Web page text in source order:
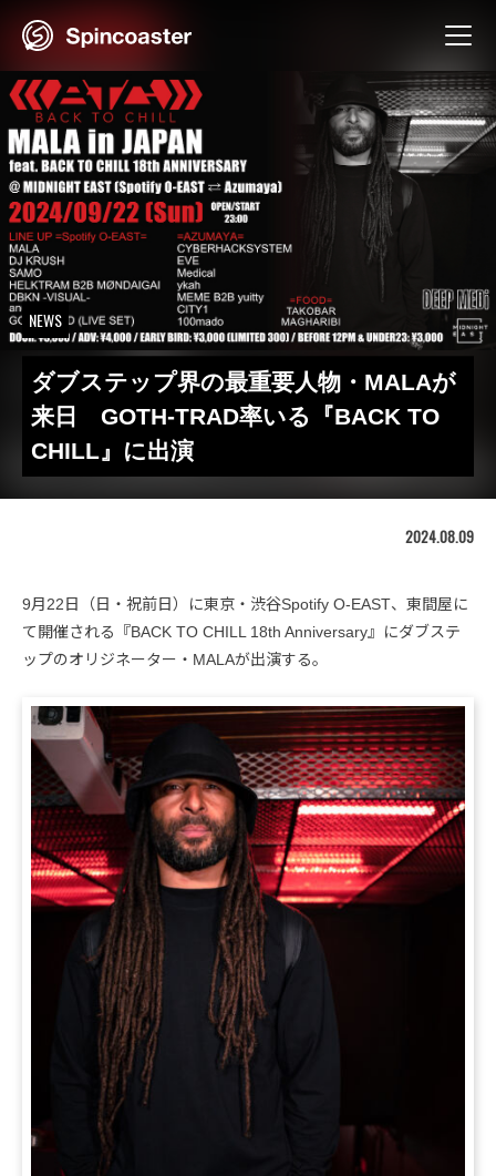
NEWS
ダブステップ界の最重要人物・MALAが
来日 GOTH-TRAD率いる『BACK TO
CHILL』に出演
2024.08.09
9月22日（日・祝前日）に東京・渋谷Spotify O-EAST、東間屋に
て開催される『BACK TO CHILL 18th Anniversary』にダブステ
ップのオリジネーター・MALAが出演する。